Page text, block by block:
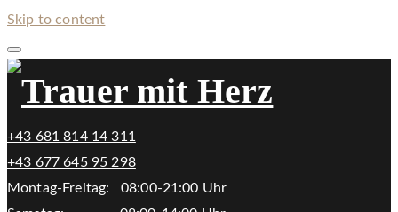
Skip to content
+43 681 814 14 311
+43 677 645 95 298
Montag-Freitag: 08:00-21:00 Uhr